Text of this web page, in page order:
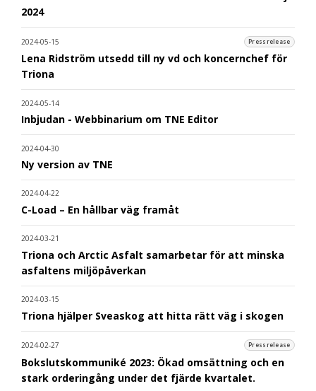
2024
2024-05-15 Pressrelease
Lena Ridström utsedd till ny vd och koncernchef för
Triona
2024-05-14
Inbjudan - Webbinarium om TNE Editor
2024-04-30
Ny version av TNE
2024-04-22
C-Load – En hållbar väg framåt
2024-03-21
Triona och Arctic Asfalt samarbetar för att minska
asfaltens miljöpåverkan
2024-03-15
Triona hjälper Sveaskog att hitta rätt väg i skogen
2024-02-27 Pressrelease
Bokslutskommuniké 2023: Ökad omsättning och en
stark orderingång under det fjärde kvartalet.